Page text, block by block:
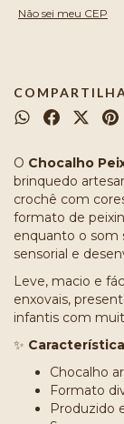
Não sei meu CEP
O Chocalho
brinquedo
crochê com
formato de
enquanto o som
sensorial e
Leve, macio e
enxovais,
infantis com
✨
Chocalho
Formato
Produzido